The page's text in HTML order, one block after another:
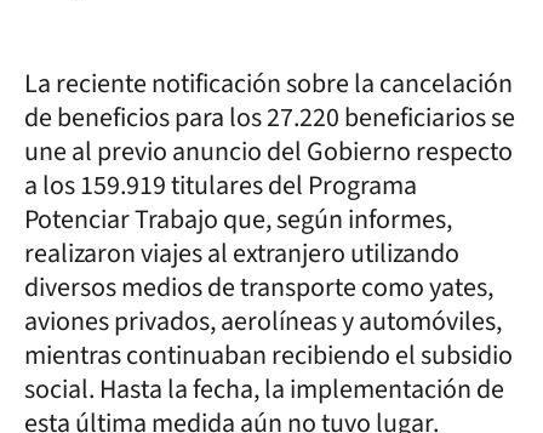
La reciente notificación sobre la cancelación
de beneficios para los 27.220 beneficiarios se
une al previo anuncio del Gobierno respecto
a los 159.919 titulares del Programa
Potenciar Trabajo que, según informes,
realizaron viajes al extranjero utilizando
diversos medios de transporte como yates,
aviones privados, aerolíneas y automóviles,
mientras continuaban recibiendo el subsidio
social. Hasta la fecha, la implementación de
esta última medida aún no tuvo lugar.